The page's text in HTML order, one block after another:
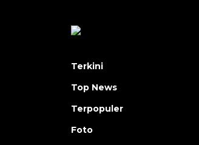
Terkini
Top News
Terpopuler
Foto